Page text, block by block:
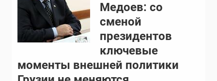
Медоев: со
сменой
президентов
ключевые
моменты внешней политики